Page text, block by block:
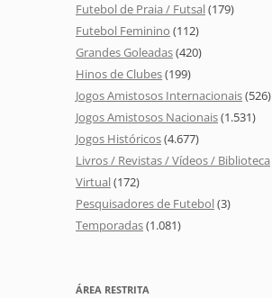
Futebol de Praia / Futsal(179)
Futebol Feminino (112)
Grandes Goleadas(420)
Hinos de Clubes(199)
Jogos Amistosos Internacionais(526)
Jogos Amistosos Nacionais(1.531)
Jogos Históricos(4.677)
Livros / Revistas / Vídeos / Biblioteca
Virtual(172)
Pesquisadores de Futebol(3)
Temporadas(1.081)
ÁREA RESTRITA